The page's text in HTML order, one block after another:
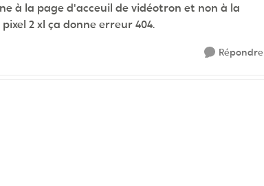
à la page d'acceuil de vidéotron et non à la
2 xl ça donne erreur 404.
Répondre